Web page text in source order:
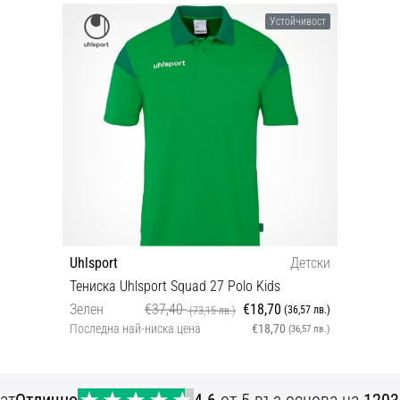
Устойчивост
Uhlsport
Детски
Тениска Uhlsport Squad 27 Polo Kids
Зелен
€37,40(73,15 лв.) €18,70 (36,57 лв.)
Последна най-ниска цена €18,70 (36,57 лв.)